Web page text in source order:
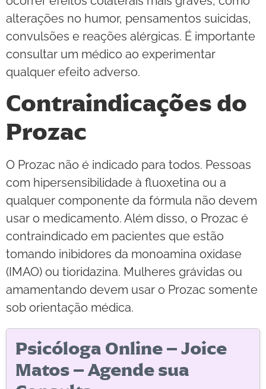
alterações no humor, pensamentos suicidas,
convulsões e reações alérgicas. É importante
consultar um médico ao experimentar
qualquer efeito adverso.
Contraindicações do
Prozac
O Prozac não é indicado para todos. Pessoas
com hipersensibilidade à fluoxetina ou a
qualquer componente da fórmula não devem
usar o medicamento. Além disso, o Prozac é
contraindicado em pacientes que estão
tomando inibidores da monoamina oxidase
(IMAO) ou tioridazina. Mulheres grávidas ou
amamentando devem usar o Prozac somente
sob orientação médica.
Psicóloga Online – Joice
Matos – Agende sua